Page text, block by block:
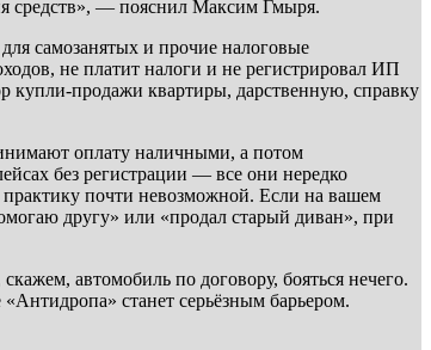
средств», — пояснил Максим Гмыря.
самозанятых и прочие налоговые
не платит налоги и не регистрировал ИП
купли-продажи квартиры, дарственную, справку
оплату наличными, а потом
без регистрации — все они нередко
почти невозможной. Если на вашем
другу» или «продал старый диван», при
автомобиль по договору, бояться нечего.
станет серьёзным барьером.